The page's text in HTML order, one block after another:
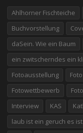
Ahlhorner Fischteiche
Buchvorstellung
daSein. Wie ein Baum
ein zwitscherndes ein
Fotoausstellung
Fotowettbewerb
Interview
KAS
laub ist ein geruch es